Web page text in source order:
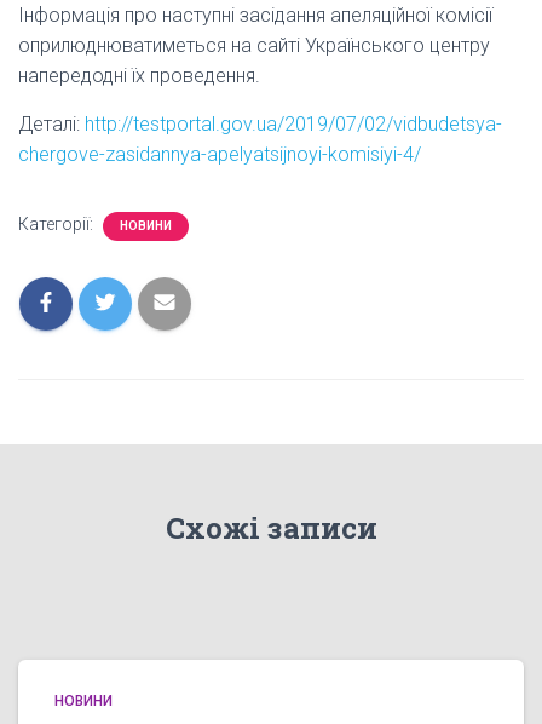
Інформація про наступні засідання апеляційної комісії
оприлюднюватиметься на сайті Українського центру
напередодні їх проведення.
Деталі: http://testportal.gov.ua/2019/07/02/vidbudetsya-
chergove-zasidannya-apelyatsijnoyi-komisiyi-4/
Категорії: НОВИНИ
Схожі записи
НОВИНИ